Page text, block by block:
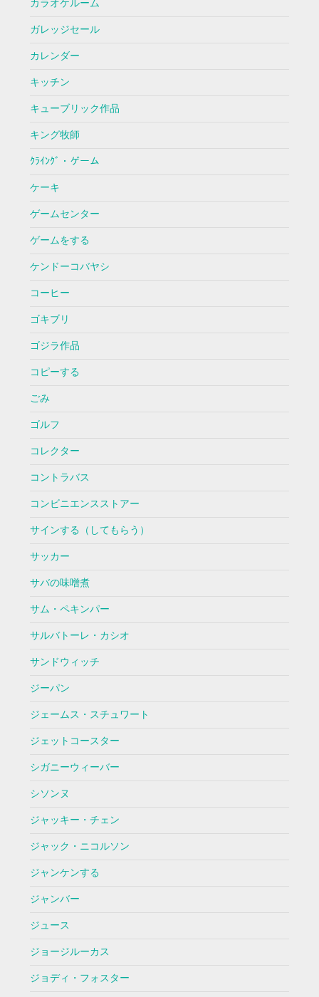
カラオケルーム
ガレッジセール
カレンダー
キッチン
キューブリック作品
キング牧師
ｸﾗｲﾝｸﾞ・ゲーム
ケーキ
ゲームセンター
ゲームをする
ケンドーコバヤシ
コーヒー
ゴキブリ
ゴジラ作品
コピーする
ごみ
ゴルフ
コレクター
コントラバス
コンビニエンスストアー
サインする（してもらう）
サッカー
サバの味噌煮
サム・ペキンパー
サルバトーレ・カシオ
サンドウィッチ
ジーパン
ジェームス・スチュワート
ジェットコースター
シガニーウィーバー
シソンヌ
ジャッキー・チェン
ジャック・ニコルソン
ジャンケンする
ジャンバー
ジュース
ジョージルーカス
ジョディ・フォスター